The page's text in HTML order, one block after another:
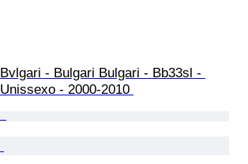
Bvlgari - Bulgari Bulgari - Bb33sl -
Unissexo - 2000-2010